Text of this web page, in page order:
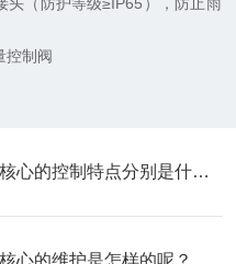
比例流量控制阀其核心的控制特点分别是什么？